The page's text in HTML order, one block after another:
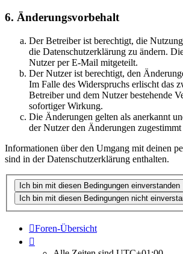
6. Änderungsvorbehalt
Der Betreiber ist berechtigt, die
die Datenschutzerklärung zu ändern.
Nutzer per E-Mail mitgeteilt.
Der Nutzer ist berechtigt, den
Im Falle des Widerspruchs erlischt das
Betreiber und dem Nutzer bestehende
sofortiger Wirkung.
Die Änderungen gelten als anerkannt
der Nutzer den Änderungen zugestimmt
Informationen über den Umgang mit deinen
sind in der Datenschutzerklärung enthalten.
Foren-Übersicht